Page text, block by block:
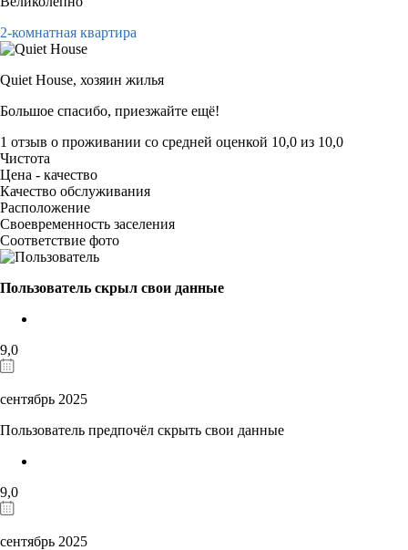
2-комнатная квартира
Quiet House, хозяин жилья
Большое спасибо, приезжайте ещё!
1 отзыв о проживании со средней оценкой 10,0 из 10,0
Чистота
Цена - качество
Качество обслуживания
Расположение
Своевременность заселения
Соответствие фото
Пользователь скрыл свои данные
9,0
сентябрь 2025
Пользователь предпочёл скрыть свои данные
9,0
сентябрь 2025